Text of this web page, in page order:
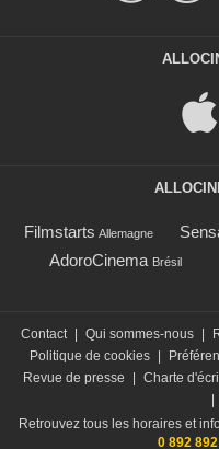
Filmstarts Allemagne
AdoroCinema Brésil
Contact | Qui sommes-nous |
Politique de cookies |
Revue de presse
| Charte
|
Retrouvez tous les horaires et
0 892